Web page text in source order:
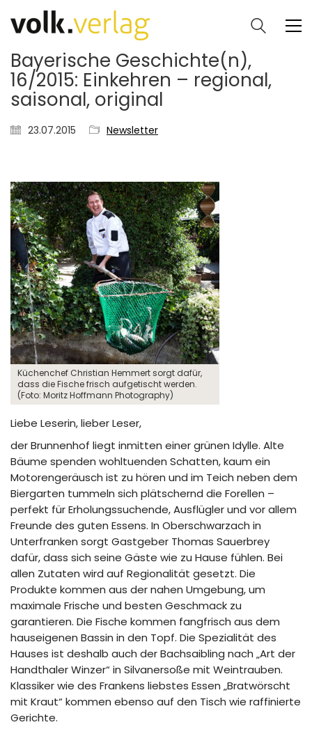
Bayerische Geschichte(n),
16/2015: Einkehren – regional,
saisonal, original
23.07.2015 Newsletter
Küchenchef Christian Hemmert sorgt dafür,
dass die Fische frisch aufgetischt werden.
(Foto: Moritz Hoffmann Photography)
Liebe Leserin, lieber Leser,
der Brunnenhof liegt inmitten einer grünen Idylle. Alte
Bäume spenden wohltuenden Schatten, kaum ein
Motorengeräusch ist zu hören und im Teich neben dem
Biergarten tummeln sich plätschernd die Forellen –
perfekt für Erholungssuchende, Ausflügler und vor allem
Freunde des guten Essens. In Oberschwarzach in
Unterfranken sorgt Gastgeber Thomas Sauerbrey
dafür, dass sich seine Gäste wie zu Hause fühlen. Bei
allen Zutaten wird auf Regionalität gesetzt. Die
Produkte kommen aus der nahen Umgebung, um
maximale Frische und besten Geschmack zu
garantieren. Die Fische kommen fangfrisch aus dem
hauseigenen Bassin in den Topf. Die Spezialität des
Hauses ist deshalb auch der Bachsaibling nach „Art der
Handthaler Winzer“ in Silvanersoße mit Weintrauben.
Klassiker wie des Frankens liebstes Essen „Bratwörscht
mit Kraut“ kommen ebenso auf den Tisch wie raffinierte
Gerichte.